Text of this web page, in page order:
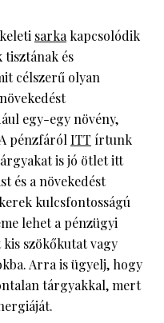
sarkakapcsolódik
tisztának és
célszerű olyan
egy-egy növény,
pénzfárólITT írtunk
is jó ötlet itt
és a növekedést
kulcsfontosságú
lehet a pénzügyi
szökőkutat vagy
Arra is ügyelj, hogy
tárgyakkal, mert